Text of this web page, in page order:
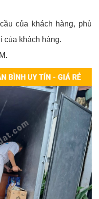
của khách hàng, phù
của khách hàng.